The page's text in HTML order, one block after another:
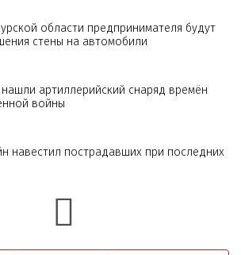
области предпринимателя будут
стены на автомобили
артиллерийский снаряд времён
войны
навестил пострадавших при последних